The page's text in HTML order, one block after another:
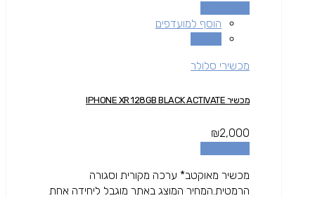
הוסף למועדפים
מכשירי סלולר
מכשיר IPHONE XR 128GB BLACK ACTIVATE
₪2,000
מכשיר מאוקטב* ערכה מקורית וסגורה
הרמטית.המחיר המוצג באתר מוגבל ליחידה אחת